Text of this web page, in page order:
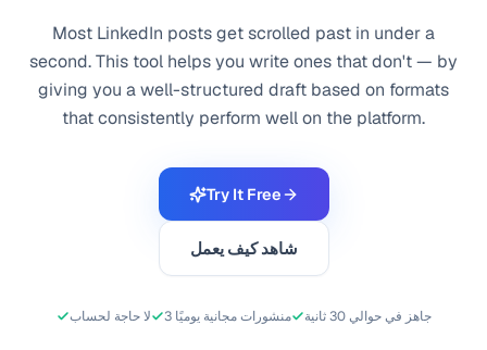
Most LinkedIn posts get scrolled past in under a
second. This tool helps you write ones that don't — by
giving you a well-structured draft based on formats
that consistently perform well on the platform.
Try It Free
شاهد كيف يعمل
لا حاجة لحساب 3 منشورات مجانية يوميًا جاهز في حوالي 30 ثانية